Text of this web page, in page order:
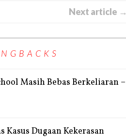
Next article →
Masih Bebas Berkeliaran –
Kasus Dugaan Kekerasan